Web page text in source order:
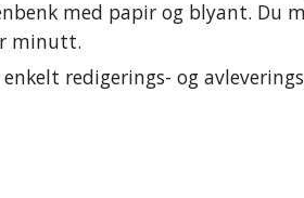
med papir og blyant. Du
minutt.
redigerings- og